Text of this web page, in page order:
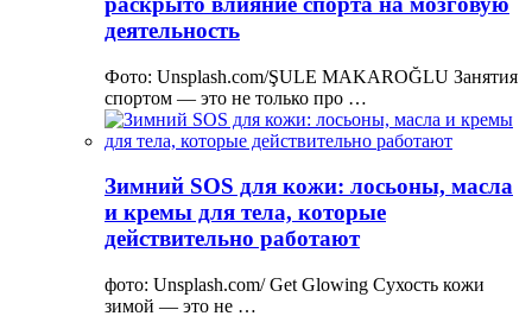
деятельность
Фото: Unsplash.com/ŞULE MAKAROĞLU Занятия
спортом — это не только про …
Зимний SOS для кожи: лосьоны, масла
и кремы для тела, которые
действительно работают
фото: Unsplash.com/ Get Glowing Сухость кожи
зимой — это не …